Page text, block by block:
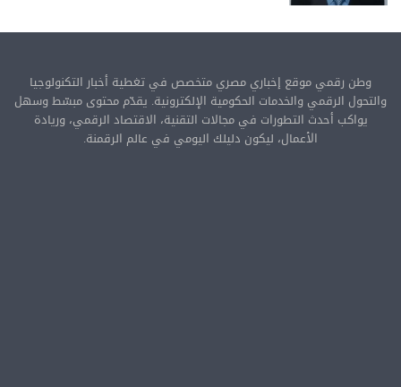
وطن رقمي موقع إخباري مصري متخصص في تغطية أخبار التكنولوجيا
والتحول الرقمي والخدمات الحكومية الإلكترونية. يقدّم محتوى مبسّط وسهل
يواكب أحدث التطورات في مجالات التقنية، الاقتصاد الرقمي، وريادة
الأعمال، ليكون دليلك اليومي في عالم الرقمنة.